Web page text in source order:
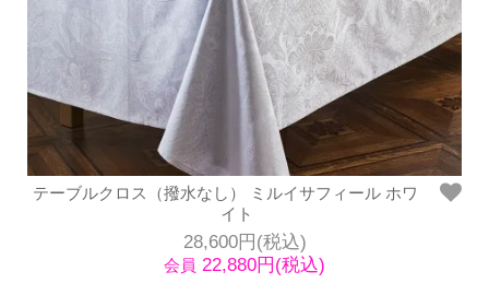
テーブルクロス（撥水なし） ミルイサフィール ホワ
イト
28,600円(税込)
会員 22,880円(税込)